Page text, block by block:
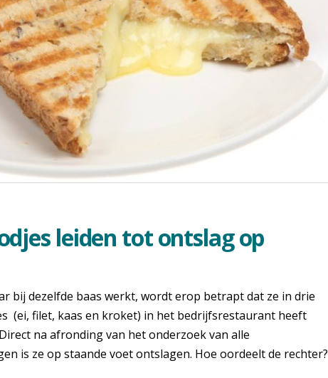
leiden tot ontslag op
bij dezelfde baas werkt, wordt erop betrapt dat ze in drie
(ei, filet, kaas en kroket) in het bedrijfsrestaurant heeft
na afronding van het onderzoek van alle
is ze op staande voet ontslagen. Hoe oordeelt de rechter?